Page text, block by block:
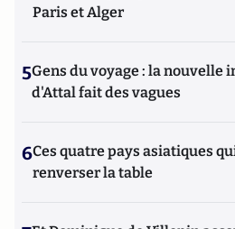
Paris et Alger
5Gens du voyage : la nouvelle
d'Attal fait des vagues
6Ces quatre pays asiatiques
renverser la table